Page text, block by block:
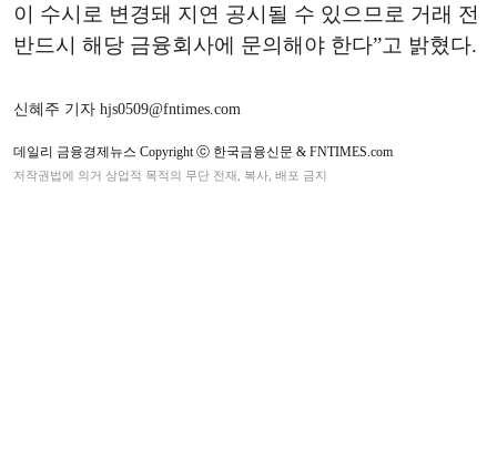
이 수시로 변경돼 지연 공시될 수 있으므로 거래 전
반드시 해당 금융회사에 문의해야 한다”고 밝혔다.
신혜주 기자 hjs0509@fntimes.com
데일리 금융경제뉴스 Copyright ⓒ 한국금융신문 & FNTIMES.com
저작권법에 의거 상업적 목적의 무단 전재, 복사, 배포 금지